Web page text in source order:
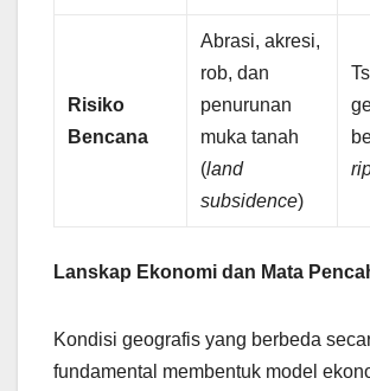
Risiko
Bencana
Abrasi, akresi,
rob, dan
penurunan
muka tanah
(land
subsidence)
Lanskap Ekonomi dan Mata
Kondisi geografis yang berbeda
fundamental membentuk model